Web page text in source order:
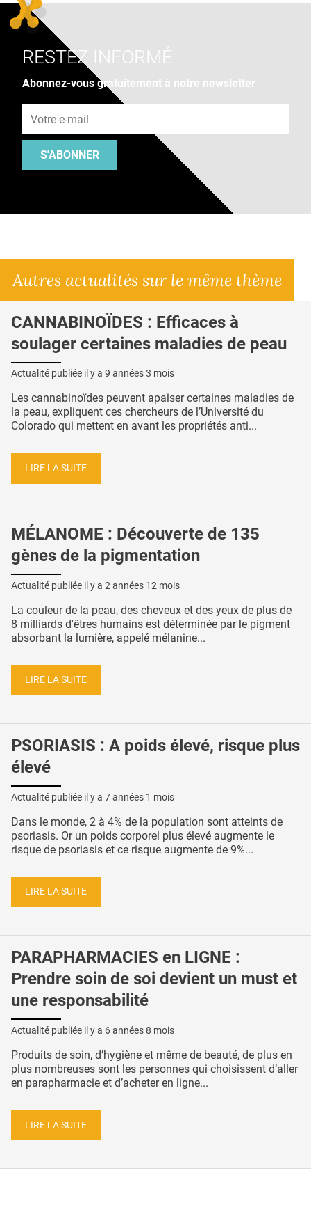
RESTEZ INFORMÉ
Abonnez-vous gratuitement à notre newsletter
S'ABONNER
Autres actualités sur le même thème
CANNABINOÏDES : Efficaces à
soulager certaines maladies de peau
Actualité publiée il y a 9 années 3 mois
Les cannabinoïdes peuvent apaiser certaines maladies de
la peau, expliquent ces chercheurs de l’Université du
Colorado qui mettent en avant les propriétés anti...
LIRE LA SUITE
MÉLANOME : Découverte de 135
gènes de la pigmentation
Actualité publiée il y a 2 années 12 mois
La couleur de la peau, des cheveux et des yeux de plus de
8 milliards d'êtres humains est déterminée par le pigment
absorbant la lumière, appelé mélanine...
LIRE LA SUITE
PSORIASIS : A poids élevé, risque plus
élevé
Actualité publiée il y a 7 années 1 mois
Dans le monde, 2 à 4% de la population sont atteints de
psoriasis. Or un poids corporel plus élevé augmente le
risque de psoriasis et ce risque augmente de 9%...
LIRE LA SUITE
PARAPHARMACIES en LIGNE :
Prendre soin de soi devient un must et
une responsabilité
Actualité publiée il y a 6 années 8 mois
Produits de soin, d’hygiène et même de beauté, de plus en
plus nombreuses sont les personnes qui choisissent d’aller
en parapharmacie et d’acheter en ligne...
LIRE LA SUITE